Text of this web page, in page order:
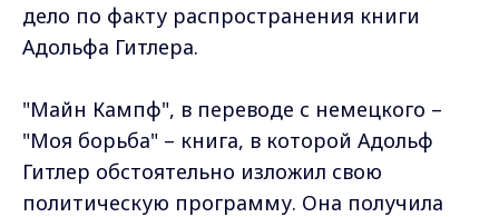
дело по факту распространения книги
Адольфа Гитлера.
"Майн Кампф", в переводе с немецкого –
"Моя борьба" – книга, в которой Адольф
Гитлер обстоятельно изложил свою
политическую программу. Она получила